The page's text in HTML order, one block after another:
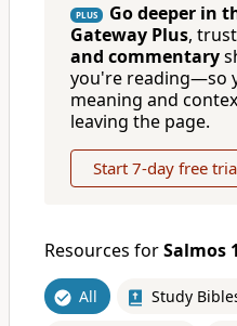
PLUS Go deeper in
Gateway Plus,
and commentary
you're reading—so
meaning and
leaving the page.
Start 7-day free
Resources forSalmos
All Study